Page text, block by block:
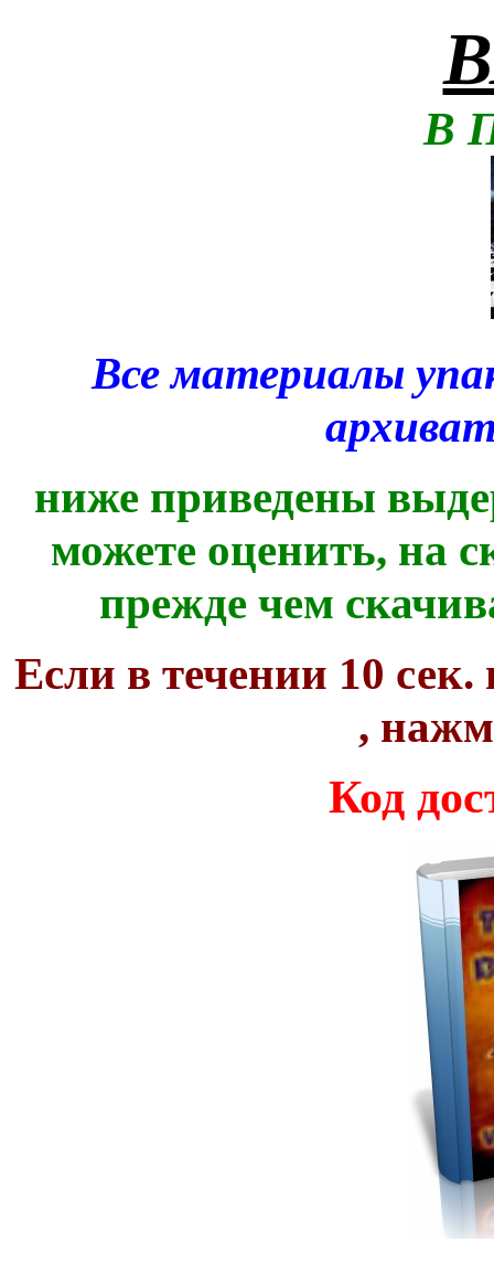
В
Все материалы
ниже приведены
можете оценить, на
прежде чем
Если в течении 10
,
Код